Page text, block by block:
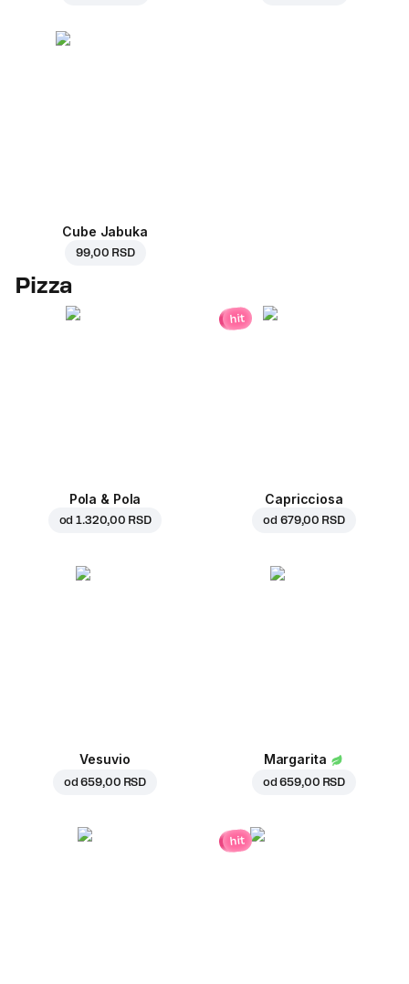
Cube Jabuka
99,00 RSD
Pizza
Pola & Pola
od1.320,00 RSD
hit
Capricciosa
od 679,00 RSD
Vesuvio
od659,00 RSD
Margarita
od659,00 RSD
hit